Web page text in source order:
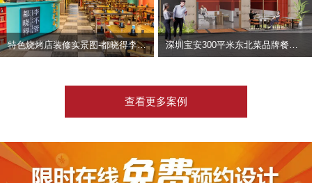
特色烧烤店装修实景图-都晓得李不管
查看更多案例